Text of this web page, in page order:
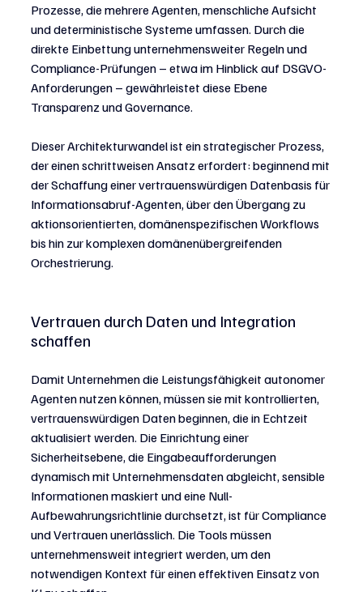
Prozesse, die mehrere Agenten, menschliche Aufsicht
und deterministische Systeme umfassen. Durch die
direkte Einbettung unternehmensweiter Regeln und
Compliance-Prüfungen – etwa im Hinblick auf DSGVO-
Anforderungen – gewährleistet diese Ebene
Transparenz und Governance.
Dieser Architekturwandel ist ein strategischer Prozess,
der einen schrittweisen Ansatz erfordert: beginnend mit
der Schaffung einer vertrauenswürdigen Datenbasis für
Informationsabruf-Agenten, über den Übergang zu
aktionsorientierten, domänenspezifischen Workflows
bis hin zur komplexen domänenübergreifenden
Orchestrierung.
Vertrauen durch Daten und Integration
schaffen
Damit Unternehmen die Leistungsfähigkeit autonomer
Agenten nutzen können, müssen sie mit kontrollierten,
vertrauenswürdigen Daten beginnen, die in Echtzeit
aktualisiert werden. Die Einrichtung einer
Sicherheitsebene, die Eingabeaufforderungen
dynamisch mit Unternehmensdaten abgleicht, sensible
Informationen maskiert und eine Null-
Aufbewahrungsrichtlinie durchsetzt, ist für Compliance
und Vertrauen unerlässlich. Die Tools müssen
unternehmensweit integriert werden, um den
notwendigen Kontext für einen effektiven Einsatz von